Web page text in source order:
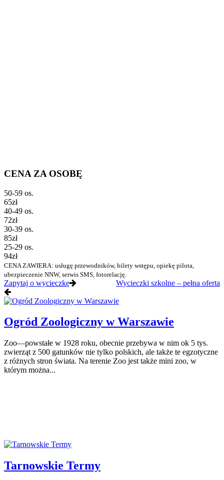
CENA ZA OSOBĘ
50-59 os.
65zł
40-49 os.
72zł
30-39 os.
85zł
25-29 os.
94zł
CENA ZAWIERA: usługę przewodników, bilety wstępu, opiekę pilota,
ubezpieczenie NNW, serwis SMS, fotorelację.
Zapytaj o wycieczkę Wycieczki szkolne – pełna oferta
Ogród Zoologiczny w Warszawie
Zoo—powstałe w 1928 roku, obecnie przebywa w nim ok 5 tys.
zwierząt z 500 gatunków nie tylko polskich, ale także te egzotyczne
z różnych stron świata. Na terenie Zoo jest także mini zoo, w
którym można...
Tarnowskie Termy